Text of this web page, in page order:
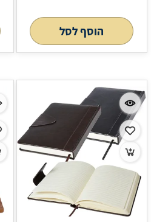
הוסף לסל